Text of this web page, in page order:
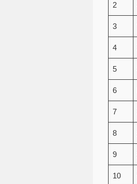
2
3
4
5
6
7
8
9
10